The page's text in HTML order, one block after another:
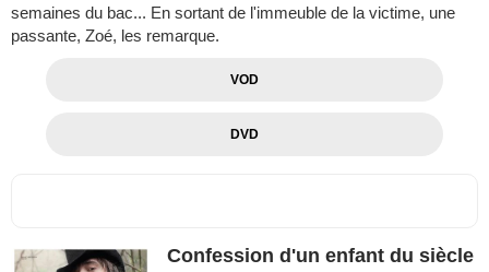
semaines du bac... En sortant de l'immeuble de la victime, une
passante, Zoé, les remarque.
VOD
DVD
Confession d'un enfant du siècle